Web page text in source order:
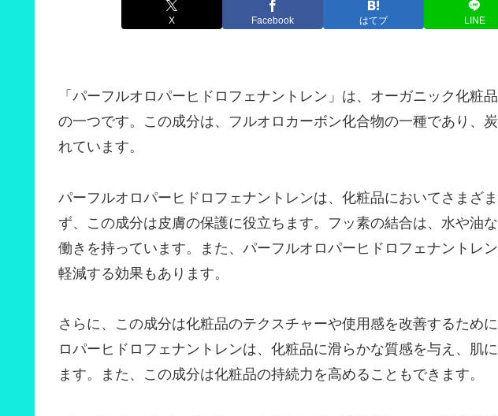
X Facebook はてブ LINE
「パーフルオロパーヒドロフェナントレン」は、オーガニック化粧
の一つです。この成分は、フルオロカーボン化合物の一種であり、
れています。
パーフルオロパーヒドロフェナントレンは、化粧品においてさまざ
ず、この成分は皮膚の保護に役立ちます。フッ素の結合は、水や油
働きを持っています。また、パーフルオロパーヒドロフェナントレ
軽減する効果もあります。
さらに、この成分は化粧品のテクスチャーや使用感を改善するため
ロパーヒドロフェナントレンは、化粧品に滑らかな質感を与え、肌
ます。また、この成分は化粧品の持続力を高めることもできます。